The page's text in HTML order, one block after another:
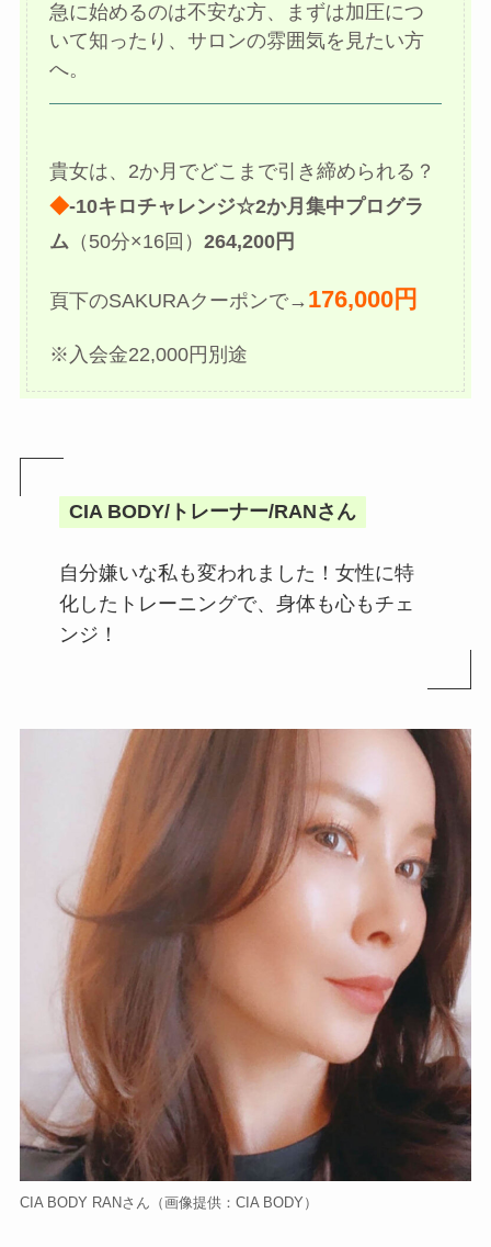
急に始めるのは不安な方、まずは加圧につ
いて知ったり、サロンの雰囲気を見たい方
へ。
貴女は、2か月でどこまで引き締められる？
◆-10キロチャレンジ☆2か月集中プログラ
ム（50分×16回） 264,200円
頁下のSAKURAクーポンで→ 176,000円
※入会金22,000円別途
CIA BODY/トレーナー/RANさん
自分嫌いな私も変われました！女性に特
化したトレーニングで、身体も心もチェ
ンジ！
CIA BODY RANさん （画像提供：CIA BODY）